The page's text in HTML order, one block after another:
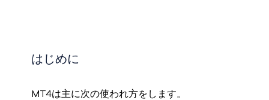
はじめに
MT4は主に次の使われ方をします。